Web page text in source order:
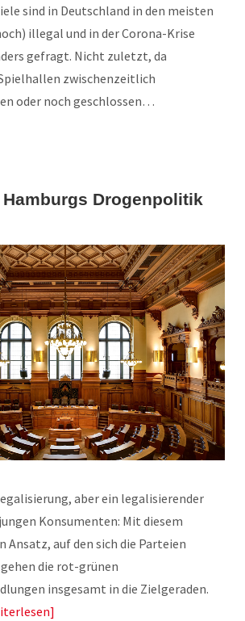
sind in Deutschland in den meisten
illegal und in der Corona-Krise
gefragt. Nicht zuletzt, da
zwischenzeitlich
oder noch geschlossen…
Drogenpolitik
aber ein legalisierender
Konsumenten: Mit diesem
auf den sich die Parteien
die rot-grünen
insgesamt in die Zielgeraden.